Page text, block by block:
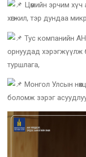
Цөмийн эрчим хүч
хөгжил, тэр дундаа
Тус компанийн
орнуудад хэрэгжүүлж
туршлага,
Монгол Улсын
боломж зэрэг